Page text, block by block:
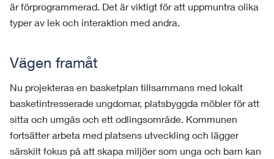
är förprogrammerad. Det är viktigt för att uppmuntra olika
typer av lek och interaktion med andra.
Vägen framåt
Nu projekteras en basketplan tillsammans med lokalt
basketintresserade ungdomar, platsbyggda möbler för att
sitta och umgås och ett odlingsområde. Kommunen
fortsätter arbeta med platsens utveckling och lägger
särskilt fokus på att skapa miljöer som unga och barn kan